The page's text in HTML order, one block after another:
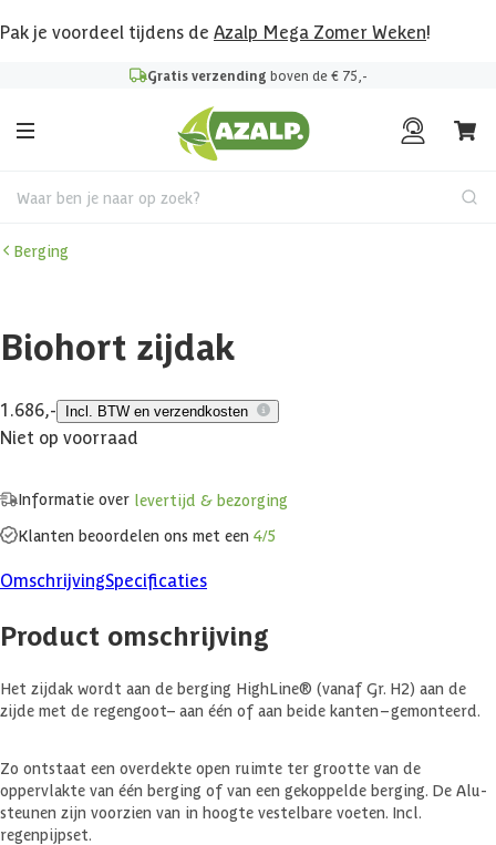
Pak je voordeel tijdens de Azalp Mega Zomer Weken!
Gratis verzending boven de € 75,-
Waar ben je naar op zoek?
Berging
Biohort zijdak
1.686,- Incl. BTW en verzendkosten
Niet op voorraad
Informatie over levertijd & bezorging
Klanten beoordelen ons met een 4/5
OmschrijvingSpecificaties
Product omschrijving
Het zijdak wordt aan de berging HighLine® (vanaf Gr. H2) aan de
zijde met de regengoot– aan één of aan beide kanten – gemonteerd.
Zo ontstaat een overdekte open ruimte ter grootte van de
oppervlakte van één berging of van een gekoppelde berging. De Alu-
steunen zijn voorzien van in hoogte vestelbare voeten. Incl.
regenpijpset.